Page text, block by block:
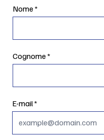
Nome
Cognome
E-mail